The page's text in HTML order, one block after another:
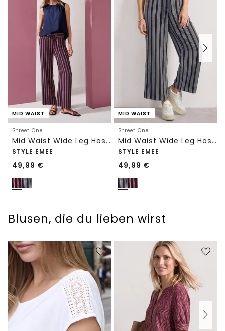
MID WAIST
Street One
Mid Waist Wide Leg Hose mit Streifen
STYLE EMEE
49,99 €
MID WAIST
Street One
Mid Waist Wide Leg Hose mit Streifen
STYLE EMEE
49,99 €
Blusen, die du lieben wirst